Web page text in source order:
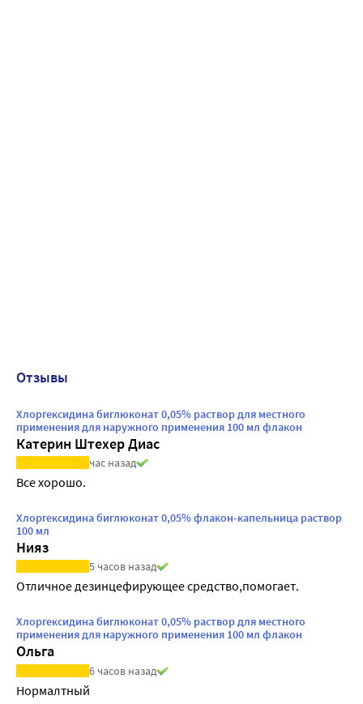
Отзывы
Хлоргексидина биглюконат 0,05% раствор для местного
применения для наружного применения 100 мл флакон
Катерин Штехер Диас
час назад
Все хорошо.
Хлоргексидина биглюконат 0,05% флакон-капельница раствор
100 мл
Нияз
5 часов назад
Отличное дезинцефирующее средство,помогает.
Хлоргексидина биглюконат 0,05% раствор для местного
применения для наружного применения 100 мл флакон
Ольга
6 часов назад
Нормалтный